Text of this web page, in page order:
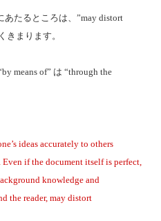
あたるところは、”may distort
きまります。
means of” は “through the
ideas accurately to others
if the document itself is perfect,
knowledge and
the reader, may distort